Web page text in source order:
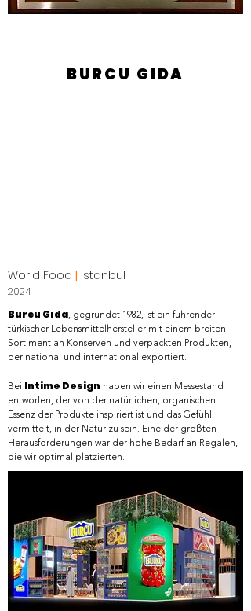
BURCU GIDA
World Food | Istanbul
2024
Burcu Gıda, gegründet 1982, ist ein führender
türkischer Lebensmittelhersteller mit einem breiten
Sortiment an Konserven und verpackten Produkten,
der national und international exportiert.
Bei Intime Design haben wir einen Messestand
entworfen, der von der natürlichen, organischen
Essenz der Produkte inspiriert ist und das Gefühl
vermittelt, in der Natur zu sein. Eine der größten
Herausforderungen war der hohe Bedarf an Regalen,
die wir optimal platzierten.